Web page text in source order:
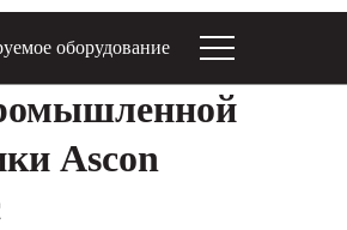
оборудование
Ascon